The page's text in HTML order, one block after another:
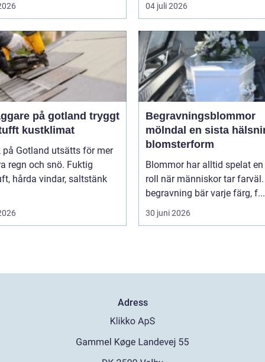
04 juli 2026
på gotland tryggt
kustklimat
på Gotland utsätts för mer
regn och snö. Fuktig
hårda vindar, saltstänk
Begravningsblommor
mölndal en sista hälsning i
blomsterform
Blommor har alltid spelat
roll när människor tar farväl.
begravning bär varje färg, f...
30 juni 2026
Adress